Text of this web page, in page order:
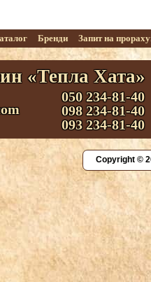
Бренди Запит на
«Тепла Хата»
050 234-81-40
098 234-81-40
093 234-81-40
Copyright ©